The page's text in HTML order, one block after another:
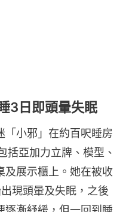
3日即頭暈失眠
「小邪」在約百呎睡房
括亞加力立牌、模型、
及展示櫃上。她在被收
現頭暈及失眠，之後